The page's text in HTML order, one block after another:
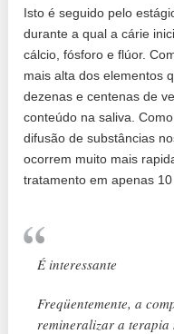
Isto é seguido pelo
durante a qual a cárie
cálcio, fósforo e flúor.
mais alta dos elementos
dezenas e centenas de
conteúdo na saliva.
difusão de substâncias
ocorrem muito mais
tratamento em apenas
É interessante
Freqüentemente, a
remineralizar a